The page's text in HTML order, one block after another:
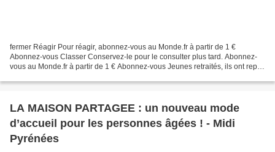
fermer Réagir Pour réagir, abonnez-vous au Monde.fr à partir de 1 €
Abonnez-vous Classer Conservez-le pour le consulter plus tard. Abonnez-
vous au Monde.fr à partir de 1 € Abonnez-vous Jeunes retraités, ils ont repris
LA MAISON PARTAGEE : un nouveau mode
d’accueil pour les personnes âgées ! - Midi
Pyrénées